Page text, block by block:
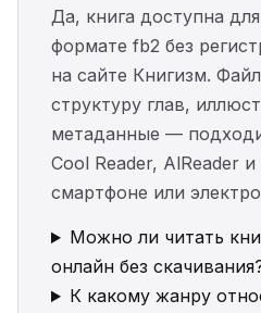
Да, книга доступна
формате fb2 без
на сайте Книгизм.
структуру глав,
метаданные —
Cool Reader, AlReader
смартфоне или
Можно ли читать
онлайн без
К какому жанру